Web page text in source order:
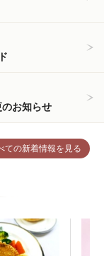
ての新着情報を見る
お知らせ